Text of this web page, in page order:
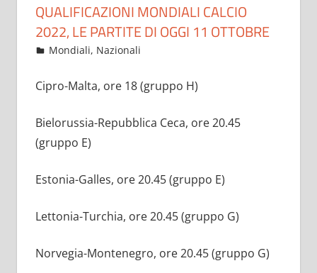
solo
QUALIFICAZIONI MONDIALI CALCIO
2022, LE PARTITE DI OGGI 11 OTTOBRE
Ottobre 11, 2021
admin
Mondiali, Nazionali
Cipro-Malta, ore 18 (gruppo H)
Bielorussia-Repubblica Ceca, ore 20.45
(gruppo E)
Estonia-Galles, ore 20.45 (gruppo E)
Lettonia-Turchia, ore 20.45 (gruppo G)
Norvegia-Montenegro, ore 20.45 (gruppo G)